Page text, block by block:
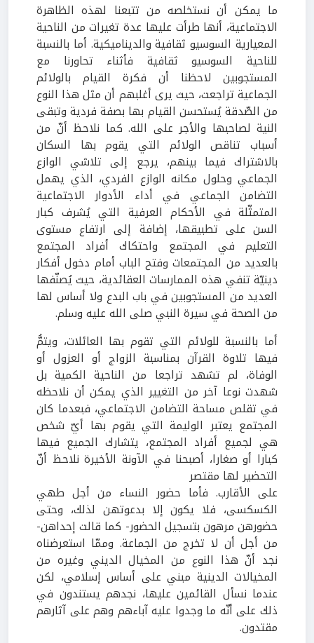
ما يمكن أن نستخلصه من تتبعنا لهذه الظاهرة
الاجتماعية، أنها طرأت عليها عدة تغيرات من الناحية
المعيارية السوسيو ثقافية والديناميكية. أما بالنسبة
للناحية السوسيو ثقافية فأثناء تحاورنا مع
المستجوبين لاحظنا أن فكرة القيام بالولائم
الجماعية تراجعت، حيث يرى أغلبهم أن مثل هذا النوع
من الصّدقة يُستحسن القيام بها بصفة فردية وتبقى
النية لصاحبها والأجر على الله. كما نلاحظ أنّ من
أسباب تناقص الولائم التي يقوم بها السكان
بالاشتراك فيما بينهم، يرجع إلى تلاشي الوازع
الجماعي وحلول مكانه الوازع الفردي، الذي يهمل
التضامن الجماعي في أداء الأدوار الاجتماعية
المتمثّلة في الأحكام العرفية التي يُشرف كبار
السن على تطبيقها، إضافة إلى ارتفاع مستوى
التعليم في المجتمع واحتكاك أفراد المجتمع
بالعديد من المجتمعات وفتح الباب أمام دخول أفكار
دينيّة تنفي هذه الممارسات العقائدية، حيث يُصنّفها
العديد من المستجوبين في باب البدع ولا أساس لها
من الصحة في سيرة النبي صلى الله عليه وسلم.
أما بالنسبة للولائم التي تقوم بها العائلات، ويتمُّ
فيها تلاوة القرآن بمناسبة الزواج أو العزول أو
الوفاة، لم تشهد تراجعا من الناحية الكمية بل
شهدت نوعا آخر من التغيير الذي يمكن أن نلاحظه
في تقلص مساحة التضامن الاجتماعي، فبعدما كان
المجتمع يعتبر الوليمة التي يقوم بها أيّ شخص
هي لجميع أفراد المجتمع، يتشارك الجميع فيها
كبارا أو صغارا، أصبحنا في الآونة الأخيرة نلاحظ أنّ
التحضير لها مقتصر
على الأقارب. فأما حضور النساء من أجل طهي
الكسكسى، فلا يكون إلا بدعوتهن لذلك، وحتى
حضورهن مرهون بتسجيل الحضور- كما قالت إحداهن-
من أجل أن لا تخرج من الجماعة. وممّا استعرضناه
نجد أنّ هذا النوع من المخيال الديني وغيره من
المخيالات الدينية مبني على أساس إسلامي، لكن
عندما نسأل القائمين عليها، نجدهم يستندون في
ذلك على أنّه ما وجدوا عليه آباءهم وهم على آثارهم
مقتدون.